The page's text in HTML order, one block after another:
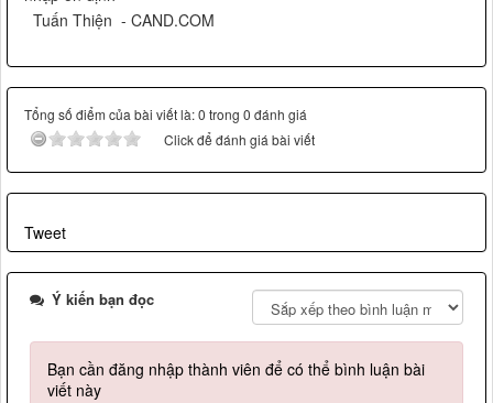
Tuấn Thiện - CAND.COM
Tổng số điểm của bài viết là: 0 trong 0 đánh giá
Click để đánh giá bài viết
Tweet
Ý kiến bạn đọc
Bạn cần đăng nhập thành viên để có thể bình luận bài
viết này